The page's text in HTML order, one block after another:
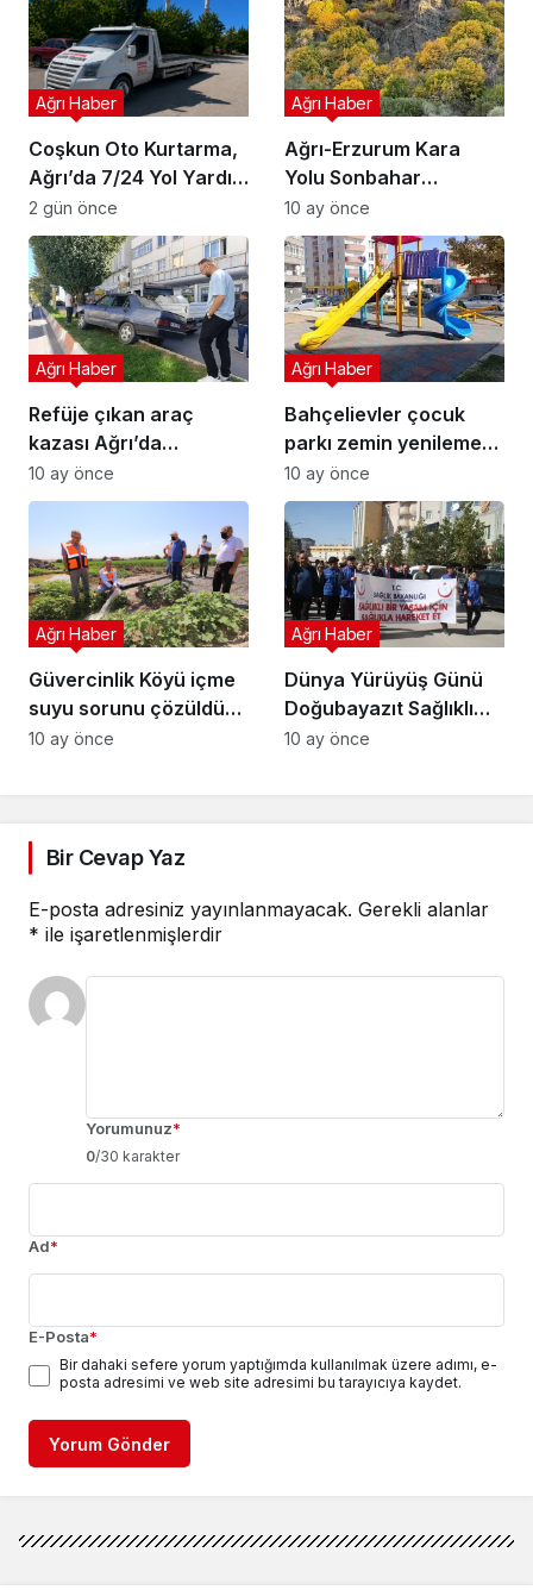
Coşkun Oto Kurtarma,
Ağrı’da 7/24 Yol Yardım
Hizmeti Sunuyor
Ağrı Haber
2 gün önce
Ağrı-Erzurum Kara
Yolu Sonbahar
Renklerinin Büyüsü
Ağrı Haber
10 ay önce
Refüje çıkan araç
kazası Ağrı’da
direksiyon kaybı
Ağrı Haber
10 ay önce
Bahçelievler çocuk
parkı zemin yenileme
güvenli oyun alanı
Ağrı Haber
10 ay önce
Güvercinlik Köyü içme
suyu sorunu çözüldü
yeni kaynak bulundu
Ağrı Haber
10 ay önce
Dünya Yürüyüş Günü
Doğubayazıt Sağlıklı
yaşam yürüyüşü
Ağrı Haber
10 ay önce
Bir Cevap Yaz
E-posta adresiniz yayınlanmayacak. Gerekli alanlar
* ile işaretlenmişlerdir
Yorumunuz*
0/30 karakter
Ad*
E-Posta*
Bir dahaki sefere yorum yaptığımda kullanılmak üzere adımı, e-
posta adresimi ve web site adresimi bu tarayıcıya kaydet.
Yorum Gönder